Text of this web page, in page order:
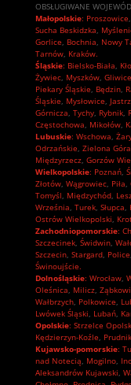
OBSŁUGIWANE
Małopolskie: Proszowice,
Sucha Beskidzka,
Gorlice, Bochnia, Nowy
Tarnów, Kraków.
Śląskie: Bielsko-Biała,
Żywiec, Myszków, Gliwice
Piekary Śląskie, Będzin,
Śląskie, Mysłowice,
Górnicza, Tychy, Rybnik,
Częstochowa, Mikołów,
Lubuskie: Wschowa,
Odrzańskie, Zielona Góra
Międzyrzecz, Gorzów
Wielkopolskie: Poznań,
Złotów, Wągrowiec, Piła,
Tomyśl, Międzychód,
Września, Turek, Słupca,
Ostrów Wielkopolski,
Zachodniopomorskie:
Szczecinek, Świdwin,
Szczecin, Stargard, Police
Świnoujście.
Dolnośląskie: Wrocław,
Oleśnica, Milicz,
Wałbrzych, Polkowice,
Lwówek Śląski, Lubań,
Opolskie: Strzelce
Kędzierzyn-Koźle, Prudnik
Kujawsko-pomorskie:
nad Notecią, Mogilno,
Aleksandrów Kujawski,